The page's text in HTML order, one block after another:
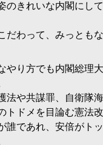
のきれいな内閣にし
わって、みっとも
り方でも内閣総理
や共謀罪、自衛隊
トドメを目論む憲法
であれ、安倍がト